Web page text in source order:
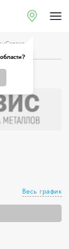
Весь график